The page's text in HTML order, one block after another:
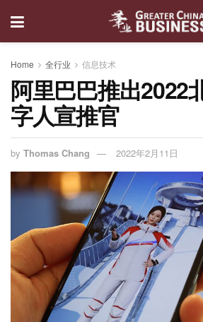
Home 全行业 信息技术
阿里巴巴推出2022
字人宣推官
by Thomas Chang 2022年2月11日